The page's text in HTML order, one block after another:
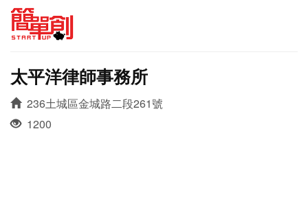
太平洋律師事務所
236土城區金城路二段261號
1200